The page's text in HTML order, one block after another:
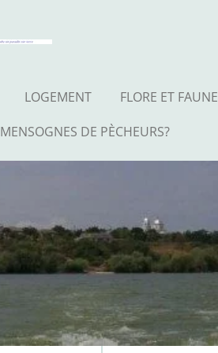
LOGEMENT FLORE ET FAUNE
MENSOGNES DE PÈCHEURS?